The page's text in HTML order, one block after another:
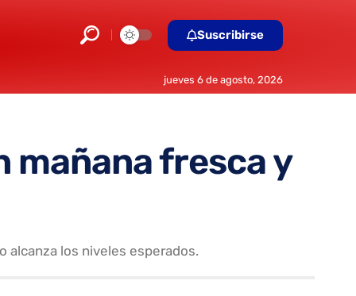
Suscribirse
jueves 6 de agosto, 2026
mañana fresca y
alcanza los niveles esperados.